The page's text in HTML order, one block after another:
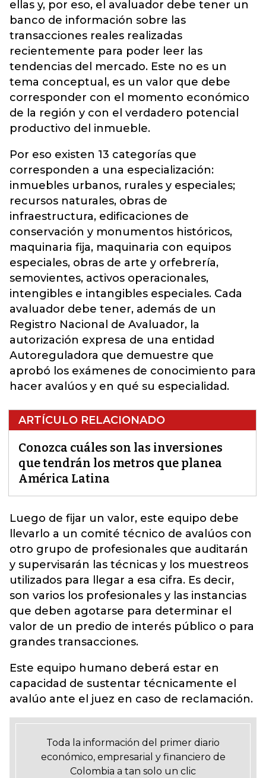
ellas y, por eso, el avaluador debe tener un
banco de información sobre las
transacciones reales realizadas
recientemente para poder leer las
tendencias del mercado. Este no es un
tema conceptual, es un valor que debe
corresponder con el momento económico
de la región y con el verdadero potencial
productivo del inmueble.
Por eso existen 13 categorías que
corresponden a una especialización:
inmuebles urbanos, rurales y especiales;
recursos naturales, obras de
infraestructura, edificaciones de
conservación y monumentos históricos,
maquinaria fija, maquinaria con equipos
especiales, obras de arte y orfebrería,
semovientes, activos operacionales,
intengibles e intangibles especiales. Cada
avaluador debe tener, además de un
Registro Nacional de Avaluador, la
autorización expresa de una entidad
Autoreguladora que demuestre que
aprobó los exámenes de conocimiento para
hacer avalúos y en qué su especialidad.
ARTÍCULO RELACIONADO
Conozca cuáles son las inversiones
que tendrán los metros que planea
América Latina
Luego de fijar un valor, este equipo debe
llevarlo a un comité técnico de avalúos con
otro grupo de profesionales que auditarán
y supervisarán las técnicas y los muestreos
utilizados para llegar a esa cifra. Es decir,
son varios los profesionales y las instancias
que deben agotarse para determinar el
valor de un predio de interés público o para
grandes transacciones.
Este equipo humano deberá estar en
capacidad de sustentar técnicamente el
avalúo ante el juez en caso de reclamación.
Toda la información del primer diario
económico, empresarial y financiero de
Colombia a tan solo un clic